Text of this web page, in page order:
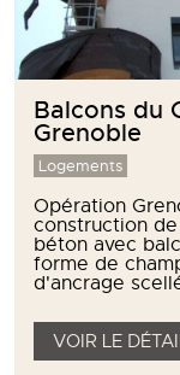
Balcons du
Grenoble
Logements
Opération
construction
béton avec
forme de
d'ancrage
VOIR LE